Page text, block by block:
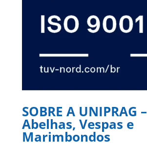
SOBRE A UNIPRAG –
Abelhas, Vespas e
Marimbondos